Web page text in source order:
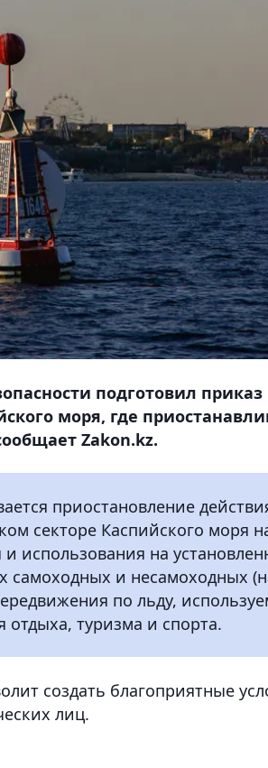
подготовил
моря, где
Zakon.kz.
приостановление
секторе Каспийского моря
использования на
самоходных и несамоходных
по льду,
туризма и спорта.
создать благоприятные
лиц.